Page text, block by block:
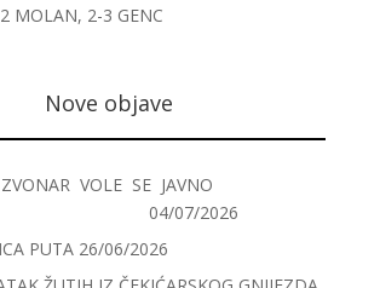
MOLAN, 2-3 GENC
Nove objave
VOLE SE JAVNO
04/07/2026
PUTA 26/06/2026